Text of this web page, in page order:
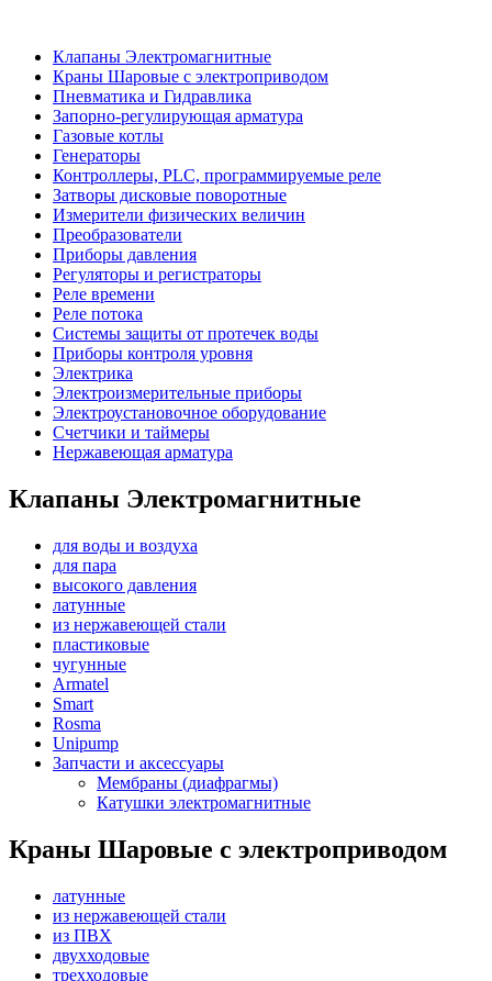
Клапаны Электромагнитные
Краны Шаровые с электроприводом
Пневматика и Гидравлика
Запорно-регулирующая арматура
Газовые котлы
Генераторы
Контроллеры, PLС, программируемые реле
Затворы дисковые поворотные
Измерители физических величин
Преобразователи
Приборы давления
Регуляторы и регистраторы
Реле времени
Реле потока
Системы защиты от протечек воды
Приборы контроля уровня
Электрика
Электроизмерительные приборы
Электроустановочное оборудование
Счетчики и таймеры
Нержавеющая арматура
Клапаны Электромагнитные
для воды и воздуха
для пара
высокого давления
латунные
из нержавеющей стали
пластиковые
чугунные
Armatel
Smart
Rosma
Unipump
Запчасти и аксессуары
Мембраны (диафрагмы)
Катушки электромагнитные
Краны Шаровые с электроприводом
латунные
из нержавеющей стали
из ПВХ
двухходовые
трехходовые